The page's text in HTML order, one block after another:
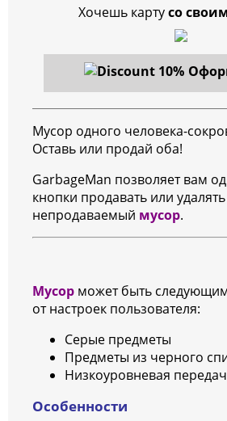
Хочешь картусо
Мусор одного человека-
Оставь или продай оба!
GarbageMan позволяет вам
кнопки продавать или удалять
непродаваемый мусор.
Мусор может быть
от настроек пользователя:
Серые предметы
Предметы из черного
Низкоуровневая
Особенности